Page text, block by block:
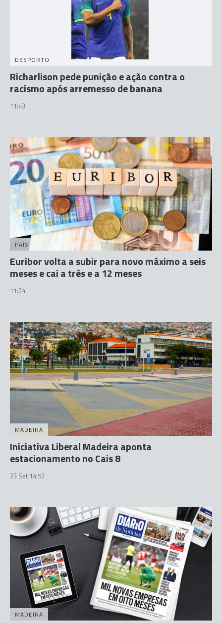
DESPORTO
Richarlison pede punição e ação contra o
racismo após arremesso de banana
11:43
PAÍS
Euribor volta a subir para novo máximo a seis
meses e cai a três e a 12 meses
11:24
MADEIRA
Iniciativa Liberal Madeira aponta
estacionamento no Cais 8
23 Set 14:52
MADEIRA